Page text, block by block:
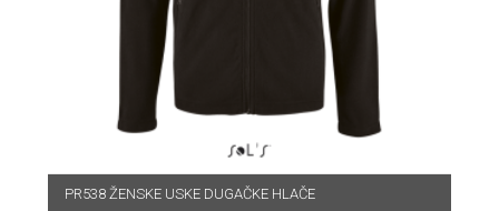
PR538 ŽENSKE USKE DUGAČKE HLAČE